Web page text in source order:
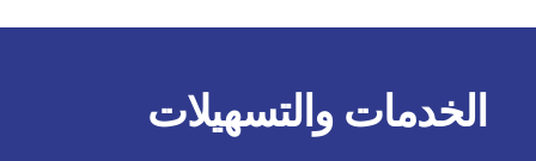
الخدمات والتسهيلات